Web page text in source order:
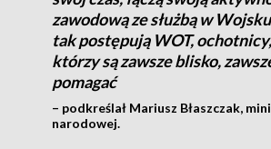
zawodową ze służbą w
tak postępują WOT,
którzy są zawsze blisko,
pomagać
– podkreślał Mariusz Błaszczak,
narodowej.